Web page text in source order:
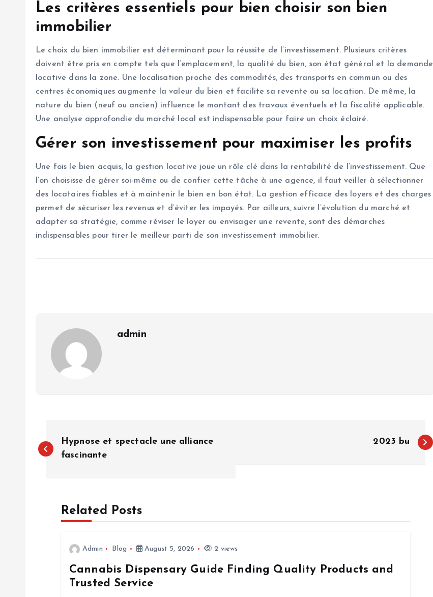
Les critères essentiels pour bien choisir son bien
immobilier
Le choix du bien immobilier est déterminant pour la réussite de l’investissement. Plusieurs critères
doivent être pris en compte tels que l’emplacement, la qualité du bien, son état général et la demande
locative dans la zone. Une localisation proche des commodités, des transports en commun ou des
centres économiques augmente la valeur du bien et facilite sa revente ou sa location. De même, la
nature du bien (neuf ou ancien) influence le montant des travaux éventuels et la fiscalité applicable.
Une analyse approfondie du marché local est indispensable pour faire un choix éclairé.
Gérer son investissement pour maximiser les profits
Une fois le bien acquis, la gestion locative joue un rôle clé dans la rentabilité de l’investissement. Que
l’on choisisse de gérer soi-même ou de confier cette tâche à une agence, il faut veiller à sélectionner
des locataires fiables et à maintenir le bien en bon état. La gestion efficace des loyers et des charges
permet de sécuriser les revenus et d’éviter les impayés. Par ailleurs, suivre l’évolution du marché et
adapter sa stratégie, comme réviser le loyer ou envisager une revente, sont des démarches
indispensables pour tirer le meilleur parti de son investissement immobilier.
admin
o
Hypnose et spectacle une alliance
fascinante
2023 bu
Related Posts
Admin Blog August 5, 2026 2 views
Cannabis Dispensary Guide Finding Quality Products and
Trusted Service